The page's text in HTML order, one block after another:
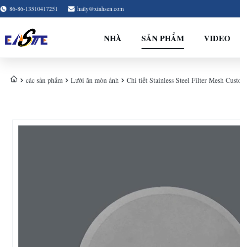
86-86-13510417251 haily@xinhsen.com
NHÀ SẢN PHẨM VIDEO
các sản phẩm Lưới ăn mòn ảnh Chi tiết Stainless Steel Filter Mesh